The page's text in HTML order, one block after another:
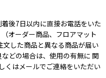
後7日以内に直接お電話をいた
オーダー商品、フロアマット
した商品と異なる商品が届い
どの場合は、使用の有無に 関
くはメールでご連絡をいただい